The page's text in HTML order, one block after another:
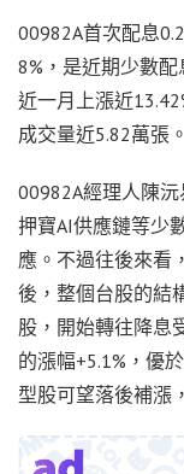
00982A首次配息
8%，是近期少數
近一月上漲近
成交量近5.82萬張。
00982A經理人陳
押寶AI供應鏈等少
應。不過往後來看
後，整個台股的結
股，開始轉往降息
的漲幅+5.1%，優
型股可望落後補漲